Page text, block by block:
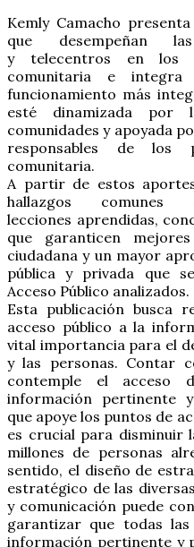
Kemly Camacho
que desempeñan
y telecentros en los
comunitaria e
funcionamiento más
esté dinamizada por
comunidades y apoyada
responsables de los
comunitaria.
A partir de estos
hallazgos
lecciones aprendidas,
que garanticen
ciudadana y un mayor
pública y privada que
Acceso Público analizados.
Esta publicación busca
acceso público a la
vital importancia para el
y las personas. Contar
contemple el acceso
información
que apoye los puntos de
es crucial para disminuir
millones de personas
sentido, el diseño de
estratégico de las
y comunicación puede
garantizar que todas
información pertinente y